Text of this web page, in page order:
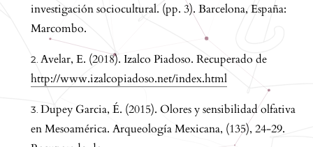
investigación sociocultural. (pp. 3). Barcelona, España:
Marcombo.
Avelar, E. (2018). Izalco Piadoso. Recuperado de
http://www.izalcopiadoso.net/index.html
Dupey Garcia, É. (2015). Olores y sensibilidad olfativa
en Mesoamérica. Arqueología Mexicana, (135), 24-29.